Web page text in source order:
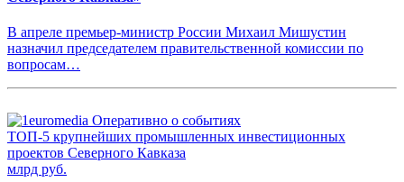
В апреле премьер-министр России Михаил Мишустин
назначил председателем правительственной комиссии по
вопросам…
ТОП-5 крупнейших промышленных инвестиционных
проектов Северного Кавказа
млрд руб.